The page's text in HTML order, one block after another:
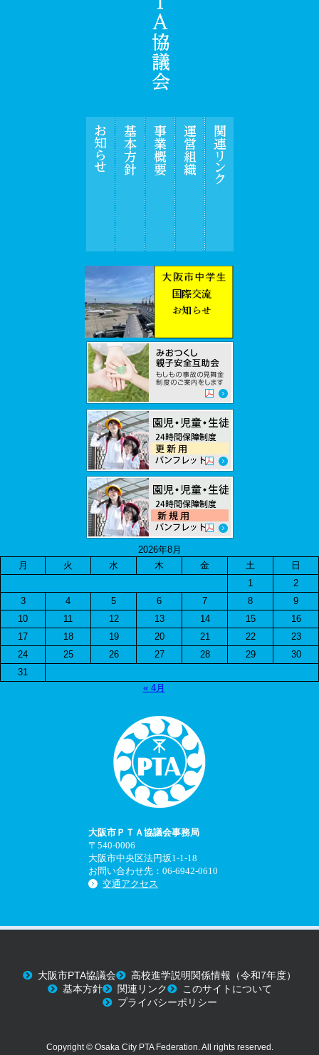
2026年8月
月
火 水 木 金 土
日
1
2
3
4 5 6 7 8
9
10
11 12 13 14 15
16
17
18 19 20 21 22
23
24
25 26 27 28 29
30
31
« 4月
大阪市ＰＴＡ協議会事務局
〒540-0006
大阪市中央区法円坂1-1-18
お問い合わせ先：06-6942-0610
交通アクセス
大阪市PTA協議会
高校進学説明関係情報（令和7年度）
基本方針
関連リンク
このサイトについて
プライバシーポリシー
Copyright © Osaka City PTA Federation. All rights reserved.